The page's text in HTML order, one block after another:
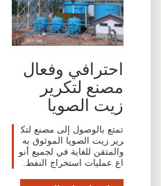
احترافي وفعال
مصنع لتكرير
زيت الصويا
تمتع بالوصول إلى مصنع لتك
رير زيت الصويا الموثوق به
والمتقن للغاية في لجميع أنو
اع عمليات استخراج النفط.